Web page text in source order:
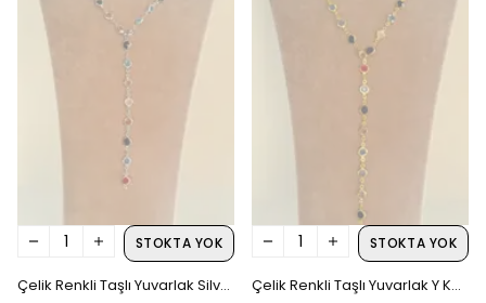
STOKTA YOK
Çelik Renkli Taşlı Yuvarlak Silver Y Kolye
STOKTA YOK
Çelik Renkli Taşlı Yuvarlak Y Kolye